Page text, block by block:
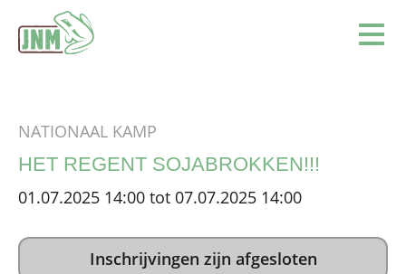
NATIONAAL KAMP
HET REGENT SOJABROKKEN!!!
01.07.2025 14:00 tot 07.07.2025 14:00
Inschrijvingen zijn afgesloten